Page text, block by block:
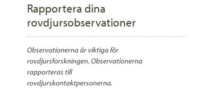
Rapportera dina
rovdjursobservationer
Observationerna är viktiga för
rovdjursforskningen. Observationerna
rapporteras till
rovdjurskontaktpersonerna.